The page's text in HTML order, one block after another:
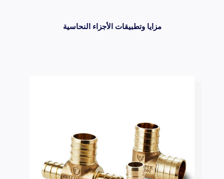
مزايا وتطبيقات الأجزاء النحاسية